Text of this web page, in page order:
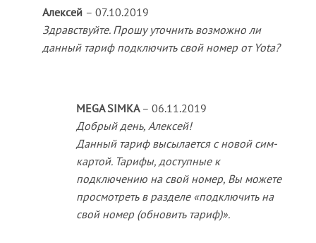
Алексей – 07.10.2019
Здравствуйте. Прошу уточнить возможно ли
данный тариф подключить свой номер от Yota?
MEGA SIMKA – 06.11.2019
Добрый день, Алексей!
Данный тариф высылается с новой сим-
картой. Тарифы, доступные к
подключению на свой номер, Вы можете
просмотреть в разделе «подключить на
свой номер (обновить тариф)».